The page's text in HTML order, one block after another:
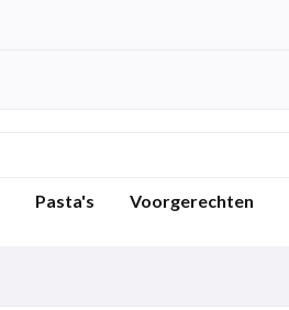
Pasta's Voorgerechten